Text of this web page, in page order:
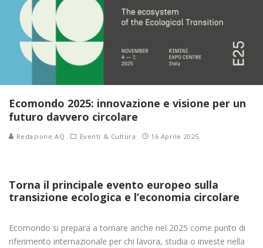
Ecomondo 2025: innovazione e visione per un
futuro davvero circolare
Redazione AQ Eventi & Cultura 16 Aprile 2025
Torna il principale evento europeo sulla
transizione ecologica e l’economia circolare
Ecomondo si prepara a tornare anche nel 2025 come punto di
riferimento internazionale per chi lavora, studia o investe nella